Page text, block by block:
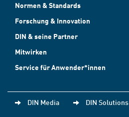
Normen & Standards
Forschung & Innovation
DIN & seine Partner
Mitwirken
Service für Anwender*innen
DIN Media DIN Solutions